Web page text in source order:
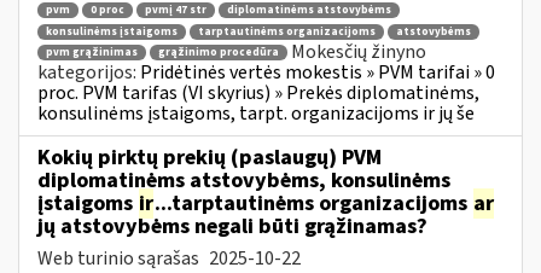
pvm 0 proc pvmį 47 str
diplomatinėms atstovybėms
konsulinėms įstaigoms
tarptautinėms organizacijoms
atstovybėms
pvm grąžinimas
grąžinimo procedūra
Mokesčių žinyno
kategorijos: Pridėtinės vertės mokestis » PVM tarifai » 0
proc. PVM tarifas (VI skyrius) » Prekės diplomatinėms,
konsulinėms įstaigoms, tarpt. organizacijoms ir jų še
Kokių pirktų prekių (paslaugų) PVM
diplomatinėms atstovybėms, konsulinėms
įstaigoms ir...tarptautinėms organizacijoms ar
jų atstovybėms negali būti grąžinamas?
Web turinio sąrašas 2025-10-22